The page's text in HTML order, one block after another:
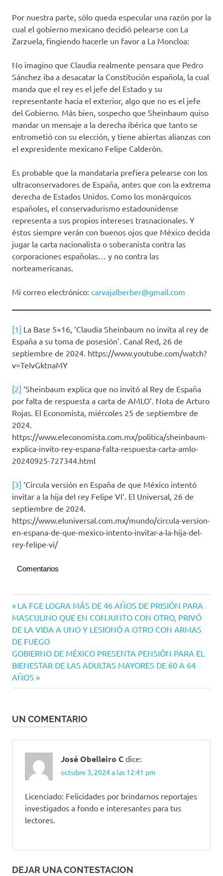
Por nuestra parte, sólo queda especular una razón por la
cual el gobierno mexicano decidió pelearse con La
Zarzuela, fingiendo hacerle un favor a La Moncloa:
No imagino que Claudia realmente pensara que Pedro
Sánchez iba a desacatar la Constitución española, la cual
manda que el rey es el jefe del Estado y su
representante hacia el exterior, algo que no es el jefe
del Gobierno. Más bien, sospecho que Sheinbaum quiso
mandar un mensaje a la derecha ibérica que tanto se
entrometió con su elección, y tiene abiertas alianzas con
el expresidente mexicano Felipe Calderón.
Es probable que la mandataria prefiera pelearse con los
ultraconservadores de España, antes que con la extrema
derecha de Estados Unidos. Como los monárquicos
españoles, el conservadurismo estadounidense
representa a sus propios intereses trasnacionales. Y
éstos siempre verán con buenos ojos que México decida
jugar la carta nacionalista o soberanista contra las
corporaciones españolas… y no contra las
norteamericanas.
Mi correo electrónico: carvajalberber@gmail.com
[1] La Base 5×16, ‘Claudia Sheinbaum no invita al rey de
España a su toma de posesión’. Canal Red, 26 de
septiembre de 2024. https://www.youtube.com/watch?
v=TeIvGktnaMY
[2] ‘Sheinbaum explica que no invitó al Rey de España
por falta de respuesta a carta de AMLO’. Nota de Arturo
Rojas. El Economista, miércoles 25 de septiembre de
2024.
https://www.eleconomista.com.mx/politica/sheinbaum-
explica-invito-rey-espana-falta-respuesta-carta-amlo-
20240925-727344.html
[3] ‘Circula versión en España de que México intentó
invitar a la hija del rey Felipe VI’. El Universal, 26 de
septiembre de 2024.
https://www.eluniversal.com.mx/mundo/circula-version-
en-espana-de-que-mexico-intento-invitar-a-la-hija-del-
rey-felipe-vi/
Comentarios
Navegación
de
entradas
Entrada
anterior:
LA FGE LOGRA MÁS DE 46 AÑOS DE PRISIÓN PARA
MASCULINO QUE EN CONJUNTO CON OTRO, PRIVÓ
DE LA VIDA A UNO Y LESIONÓ A OTRO CON ARMAS
DE FUEGO
Siguiente
entrada:
GOBIERNO DE MÉXICO PRESENTA PENSIÓN PARA EL
BIENESTAR DE LAS ADULTAS MAYORES DE 60 A 64
AÑOS
UN COMENTARIO
José Obelleiro C dice:
octubre 3, 2024 a las 12:41 pm
Licenciado: Felicidades por brindarnos reportajes
investigados a fondo e interesantes para tus
lectores.
DEJAR UNA CONTESTACION